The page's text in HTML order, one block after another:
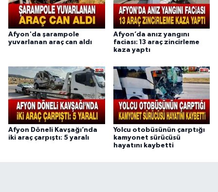
Afyon'da şarampole
yuvarlanan araç can aldı
Afyon’da anız yangını
faciası: 13 araç zincirleme
kaza yaptı
Afyon Döneli Kavşağı’nda
iki araç çarpıştı: 5 yaralı
Yolcu otobüsünün çarptığı
kamyonet sürücüsü
hayatını kaybetti